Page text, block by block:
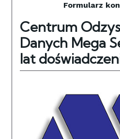
Formularz
Centrum
Danych Mega
lat